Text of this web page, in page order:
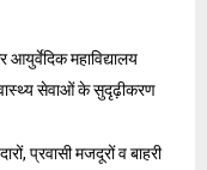
महाविद्यालय
सेवाओं के सुदृढ़ीकरण
प्रवासी मजदूरों व बाहरी